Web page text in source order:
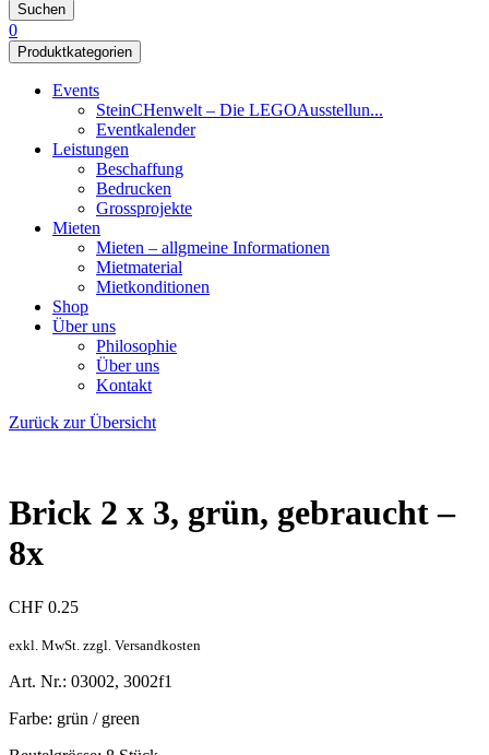
Suchen
0
Produktkategorien
Events
SteinCHenwelt – Die LEGOAusstellun...
Eventkalender
Leistungen
Beschaffung
Bedrucken
Grossprojekte
Mieten
Mieten – allgmeine Informationen
Mietmaterial
Mietkonditionen
Shop
Über uns
Philosophie
Über uns
Kontakt
Zurück zur Übersicht
Brick 2 x 3, grün, gebraucht –
8x
CHF 0.25
exkl. MwSt. zzgl. Versandkosten
Art. Nr.: 03002, 3002f1
Farbe: grün / green